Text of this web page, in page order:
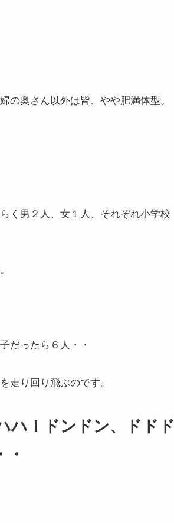
奥さん以外は皆、やや肥満体型。
く男２人、女１人、それぞれ小学校
だったら６人・・
走り回り飛ぶのです。
ハ！ドンドン、ドドド